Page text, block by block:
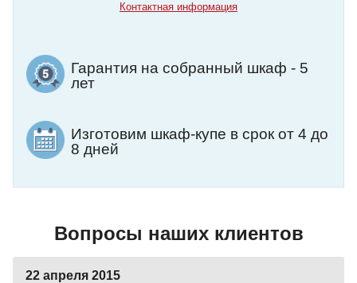
Контактная информация
Гарантия на собранный шкаф - 5
лет
Изготовим шкаф-купе в срок от 4 до
8 дней
Вопросы наших клиентов
22 апреля 2015